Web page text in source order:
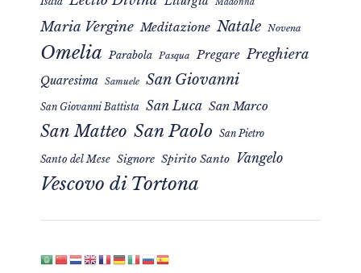
Maria Vergine Meditazione Natale Novena
Omelia Parabola Pasqua Pregare Preghiera
Quaresima Samuele San Giovanni
San Giovanni Battista San Luca San Marco
San Matteo San Paolo San Pietro
Santo del Mese Signore Spirito Santo Vangelo
Vescovo di Tortona